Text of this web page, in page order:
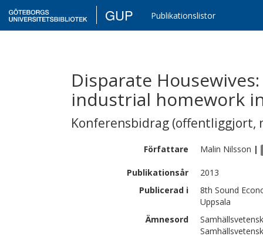
GUP Publikationslistor
Disparate
industrial homework
Konferensbidrag (offentliggjort,
Författare Malin Nilsson |
Publikationsår
2013
Publicerad i
8th Sound
Uppsala
Ämnesord